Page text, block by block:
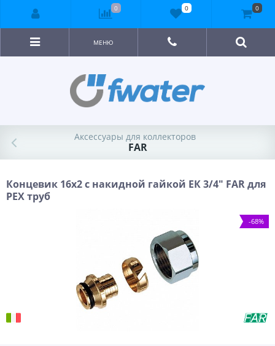
МЕНЮ
Аксессуары для коллекторов
FAR
Концевик 16х2 с накидной гайкой ЕК 3/4" FAR для
PEX труб
-68%
0 0 0